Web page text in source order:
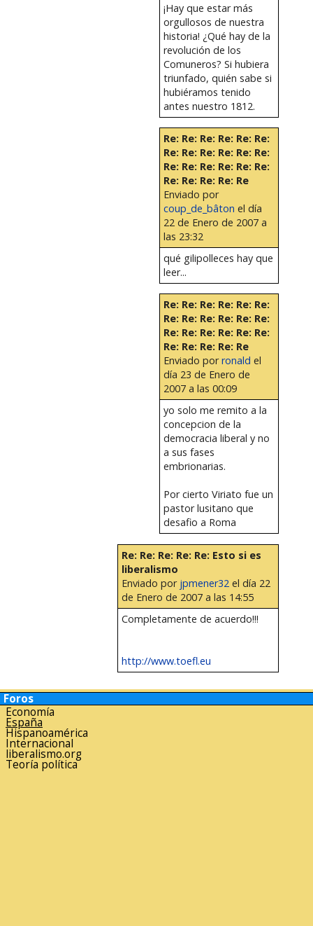
¡Hay que estar más
orgullosos de nuestra
historia! ¿Qué hay de la
revolución de los
Comuneros? Si hubiera
triunfado, quién sabe si
hubiéramos tenido
antes nuestro 1812.
Re: Re: Re: Re: Re: Re:
Re: Re: Re: Re: Re: Re:
Re: Re: Re: Re: Re: Re:
Re: Re: Re: Re: Re
Enviado por
coup_de_bâton el día
22 de Enero de 2007 a
las 23:32
qué gilipolleces hay que
leer...
Re: Re: Re: Re: Re: Re:
Re: Re: Re: Re: Re: Re:
Re: Re: Re: Re: Re: Re:
Re: Re: Re: Re: Re
Enviado porronald el
día 23 de Enero de
2007 a las 00:09
yo solo me remito a la
concepcion de la
democracia liberal y no
a sus fases
embrionarias.
Por cierto Viriato fue un
pastor lusitano que
desafio a Roma
Re: Re: Re: Re: Re: Esto si es
liberalismo
Enviado por jpmener32 el día 22
de Enero de 2007 a las 14:55
Completamente de acuerdo!!!
http://www.toefl.eu
Foros
Economía
España
Hispanoamérica
Internacional
liberalismo.org
Teoría política